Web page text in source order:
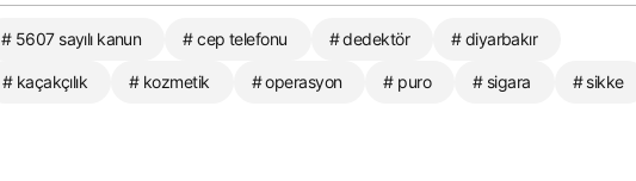
# 5607 sayılı kanun # cep telefonu # dedektör # diyarbakır
# kaçakçılık # kozmetik # operasyon # puro # sigara # sikke